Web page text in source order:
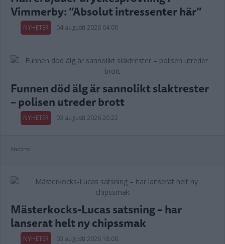
Vimmerby: ”Absolut intressenter här”
NYHETER 04 augusti 2026 04.00
Funnen död älg är sannolikt slaktrester
– polisen utreder brott
NYHETER 03 augusti 2026 20.22
Annons:
Mästerkocks-Lucas satsning – har
lanserat helt ny chipssmak
NYHETER 03 augusti 2026 18.00